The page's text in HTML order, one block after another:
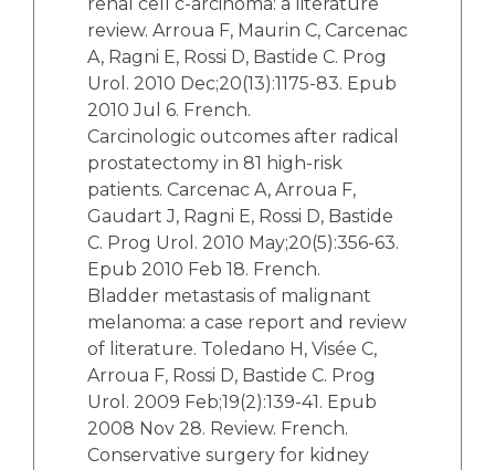
review. Arroua F, Maurin C, Carcenac
A, Ragni E, Rossi D, Bastide C. Prog
Urol. 2010 Dec;20(13):1175-83. Epub
2010 Jul 6. French.
Carcinologic outcomes after radical
prostatectomy in 81 high-risk
patients. Carcenac A, Arroua F,
Gaudart J, Ragni E, Rossi D, Bastide
C. Prog Urol. 2010 May;20(5):356-63.
Epub 2010 Feb 18. French.
Bladder metastasis of malignant
melanoma: a case report and review
of literature. Toledano H, Visée C,
Arroua F, Rossi D, Bastide C. Prog
Urol. 2009 Feb;19(2):139-41. Epub
2008 Nov 28. Review. French.
Conservative surgery for kidney